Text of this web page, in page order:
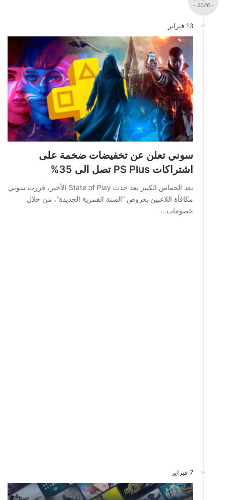
- 2026 -
13 فبراير
سوني تعلن عن تخفيضات ضخمة على
اشتراكات PS Plus تصل الى 35%
بعد الحماس الكبير بعد حدث State of Play الأخير، قررت سوني
مكافأة اللاعبين بعروض “السنة القمرية الجديدة”، من خلال
خصومات…
7 فبراير